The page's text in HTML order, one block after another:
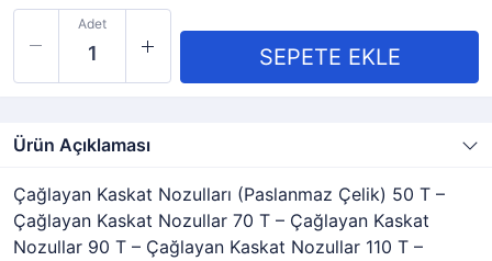
Adet
Ürün Açıklaması
Çağlayan Kaskat Nozulları (Paslanmaz Çelik) 50 T –
Çağlayan Kaskat Nozullar 70 T – Çağlayan Kaskat
Nozullar 90 T – Çağlayan Kaskat Nozullar 110 T –